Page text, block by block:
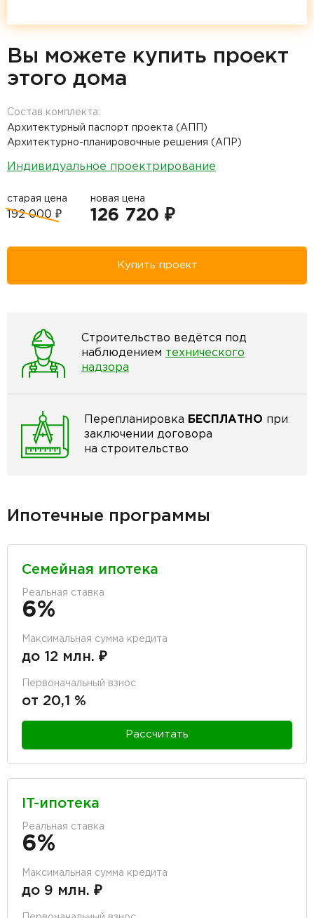
Вы можете купить проект
этого дома
Состав комплекта:
Архитектурный паспорт проекта (АПП)
Архитектурно-планировочные решения (АПР)
Индивидуальное проектрирование
старая цена
192 000 ₽
новая цена
126 720 ₽
Купить проект
Строительство ведётся под
наблюдением технического
надзора
Перепланировка БЕСПЛАТНО при
заключении договора
на строительство
Ипотечные программы
Семейная ипотека
Реальная ставка
6%
Максимальная сумма кредита
до 12 млн. ₽
Первоначальный взнос
от 20,1 %
Рассчитать
IT-ипотека
Реальная ставка
6%
Максимальная сумма кредита
до 9 млн. ₽